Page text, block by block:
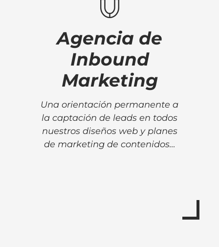
Agencia de
Inbound
Marketing
Una orientación permanente a
la captación de leads en todos
nuestros diseños web y planes
de marketing de contenidos…